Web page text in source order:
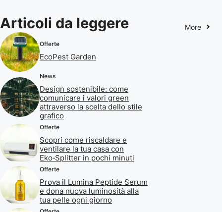
Articoli da leggere More
Offerte
EcoPest Garden
News
Design sostenibile: come
comunicare i valori green
attraverso la scelta dello stile
grafico
Offerte
Scopri come riscaldare e
ventilare la tua casa con
Eko‑Splitter in pochi minuti
Offerte
Prova il Lumina Peptide Serum
e dona nuova luminosità alla
tua pelle ogni giorno